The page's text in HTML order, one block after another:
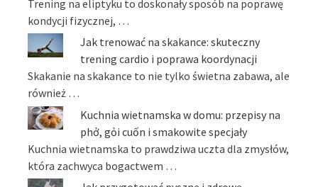
Trening na eliptyku to doskonały sposób na poprawę
kondycji fizycznej, …
Jak trenować na skakance: skuteczny
trening cardio i poprawa koordynacji
Skakanie na skakance to nie tylko świetna zabawa, ale
również …
Kuchnia wietnamska w domu: przepisy na
phở, gỏi cuốn i smakowite specjały
Kuchnia wietnamska to prawdziwa uczta dla zmysłów,
która zachwyca bogactwem …